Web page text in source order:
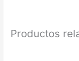
Productos